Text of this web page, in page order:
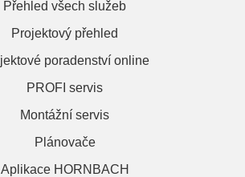
Přehled všech služeb
Projektový přehled
poradenství online
PROFI servis
Montážní servis
Plánovače
Aplikace HORNBACH